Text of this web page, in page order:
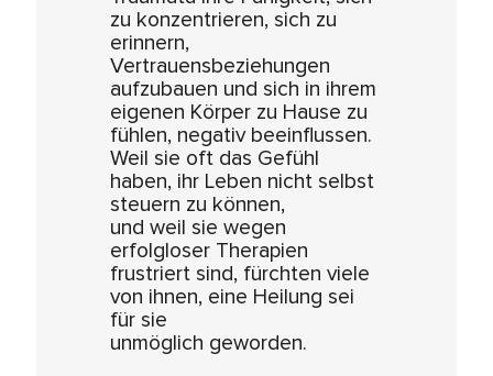
zu konzentrieren, sich zu
erinnern,
Vertrauensbeziehungen
aufzubauen und sich in ihrem
eigenen Körper zu Hause zu
fühlen, negativ beeinflussen.
Weil sie oft das Gefühl
haben, ihr Leben nicht selbst
steuern zu können,
und weil sie wegen
erfolgloser Therapien
frustriert sind, fürchten viele
von ihnen, eine Heilung sei
für sie
unmöglich geworden.